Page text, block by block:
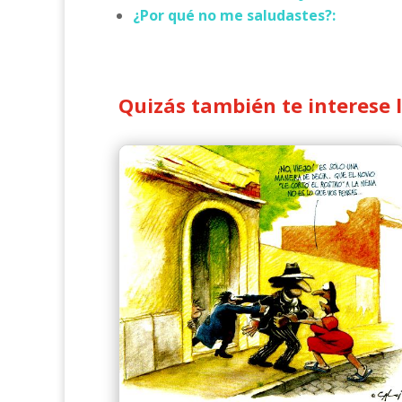
¿Por qué no me saludastes?:
Quizás también te interese